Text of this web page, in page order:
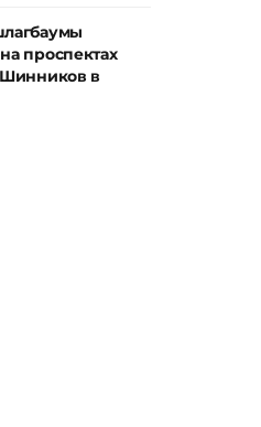
проспектах
в